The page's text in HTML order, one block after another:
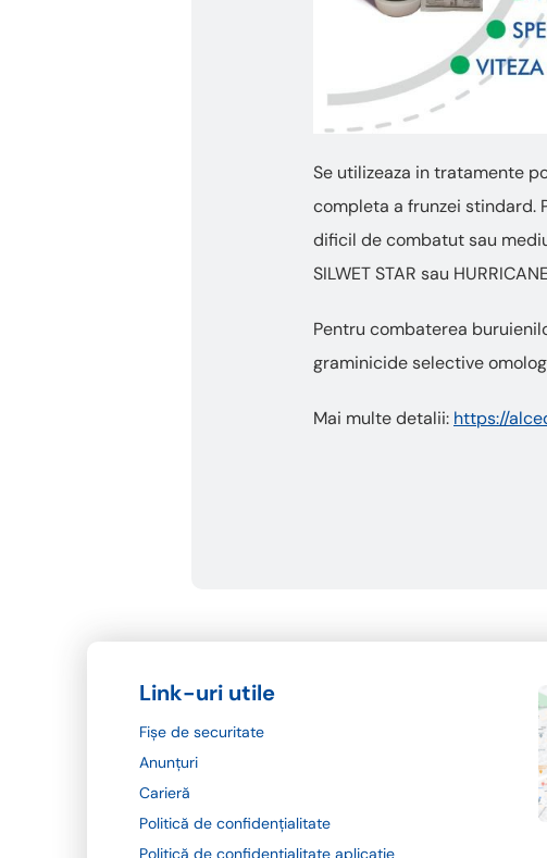
Se utilizeaza in tratamente
completa a frunzei stindard.
dificil de combatut sau
SILWET STAR sau
Pentru combaterea
graminicide selective
Mai multe detalii: https://
Link-uri utile
Fișe de securitate
Anunțuri
Carieră
Politică de confidențialitate
Politică de confidențialitate aplicație